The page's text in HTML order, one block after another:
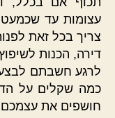
עצומות עד
צריך בכל זאת
דירה, הכנות
לרגע חשבתם לבצע
כמה שקלים על
חושפים את עצמכם